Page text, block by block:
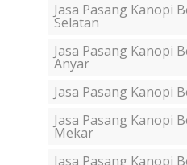
Jasa Pasang Kanopi
Selatan
Jasa Pasang Kanopi
Anyar
Jasa Pasang Kanopi
Jasa Pasang Kanopi
Mekar
Jasa Pasang Kanopi